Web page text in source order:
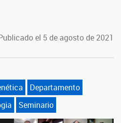
Twitter
el 5 de agosto de 2021
Departamento
Seminario